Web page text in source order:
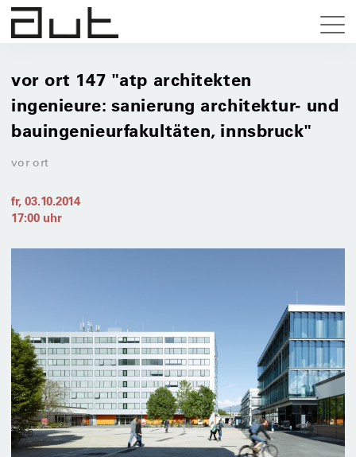
vor ort 147 "atp architekten
ingenieure: sanierung architektur- und
bauingenieurfakultäten, innsbruck"
vor ort
fr, 03.10.2014
17:00 uhr